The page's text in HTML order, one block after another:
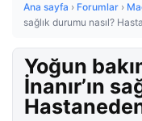
Ana sayfa › Forumlar ›
sağlık durumu nasıl?
Yoğun
İnanır’ın